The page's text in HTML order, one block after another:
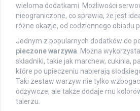
wieloma dodatkami. Możliwości
nieograniczone, co sprawia, że jest
różne okazje, od codziennego obiadu
Jednym z popularnych dodatków do
pieczone warzywa . Można
składniki, takie jak marchew, cukinia,
które po upieczeniu nabierają
Taki zestaw warzyw nie tylko
odżywcze, ale także dodaje mu
talerzu.